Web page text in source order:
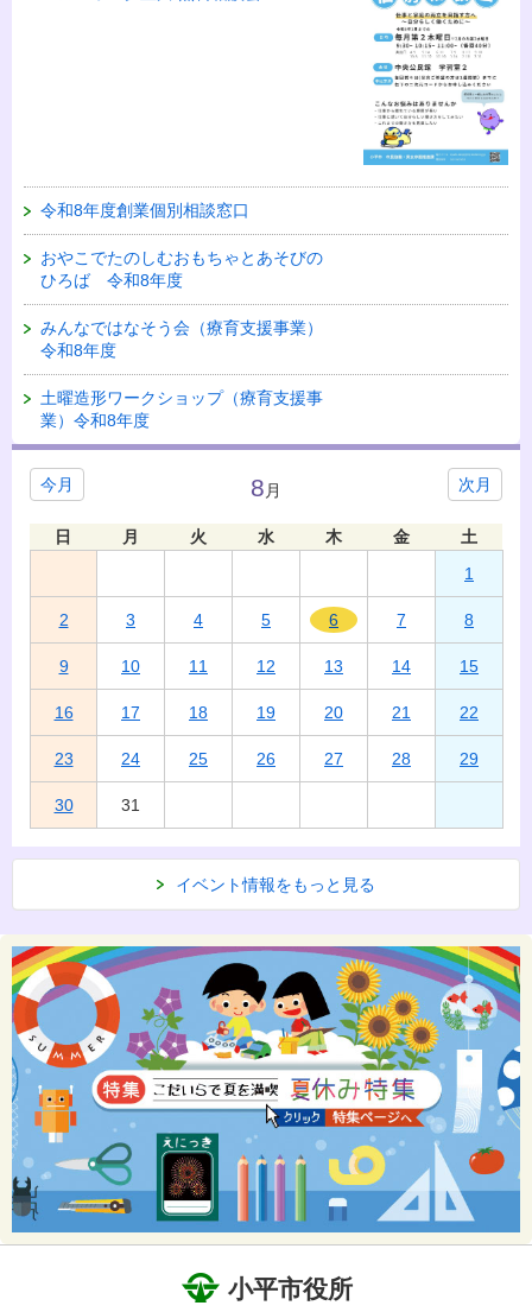
令和8年度創業個別相談窓口
おやこでたのしむおもちゃとあそびの
ひろば 令和8年度
みんなではなそう会（療育支援事業）
令和8年度
土曜造形ワークショップ（療育支援事
業）令和8年度
今月 次月
8 月
日 月 火 水 木 金
土
1
2 3 4 5 6 7 8
9 10 11 12 13 14 15
16 17 18 19 20 21 22
23 24 25 26 27 28 29
30 31
イベント情報をもっと見る
小平市役所